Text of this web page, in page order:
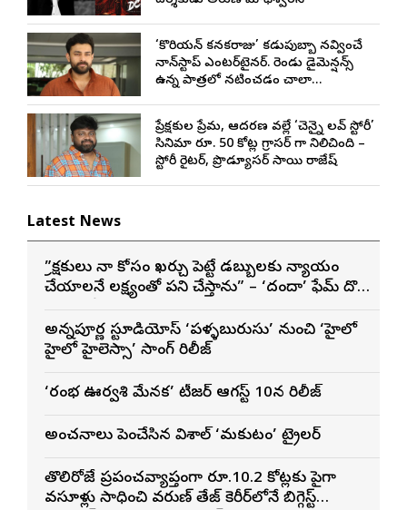
‘కొరియన్ కనకరాజు’ కడుపుబ్బా నవ్వించే
నాన్‌స్టాప్ ఎంటర్‌టైనర్. రెండు డైమెన్షన్స్
ఉన్న పాత్రలో నటించడం చాలా
ప్రేక్షకుల ప్రేమ, ఆదరణ వల్లే ‘చెన్నై లవ్ స్టోరీ’
సినిమా రూ. 50 కోట్ల గ్రాసర్ గా నిలిచింది –
స్టోరీ రైటర్, ప్రొడ్యూసర్ సాయి రాజేష్
Latest News
”ప్రేక్షకులు నా కోసం ఖర్చు పెట్టే డబ్బులకు న్యాయం
చేయాలనే లక్ష్యంతో పని చేస్తాను” – ‘దందా’ ఫేమ్ దొర
అన్నపూర్ణ స్టూడియోస్ ‘పళ్ళబురుసు’ నుంచి ‘హైలో
హైలో హైలెస్సా’ సాంగ్ రిలీజ్
‘రంభ ఊర్వశి మేనక’ టీజర్ ఆగస్ట్ 10న రిలీజ్
అంచనాలు పెంచేసిన విశాల్ ‘మకుటం’ ట్రైలర్
తొలిరోజే ప్రపంచవ్యాప్తంగా రూ.10.2 కోట్లకు పైగా
వసూళ్లు సాధించి వరుణ్ తేజ్ కెరీర్‌లోనే బిగ్గెస్ట్